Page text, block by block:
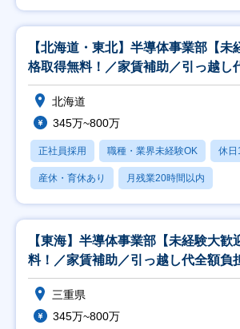
【北海道・東北】半導体事業部【未
格取得無料！／家賃補助／引っ越し
す！】
北海道
345万~800万
正社員採用 職種・業界未経験OK 休日
産休・育休あり 月残業20時間以内
【東海】半導体事業部【未経験大歓
料！／家賃補助／引っ越し代全額負
三重県
345万~800万